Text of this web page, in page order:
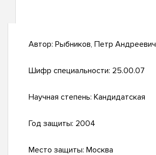
Автор: Рыбников, Петр Андреевич
Шифр специальности: 25.00.07
Научная степень: Кандидатская
Год защиты: 2004
Место защиты: Москва